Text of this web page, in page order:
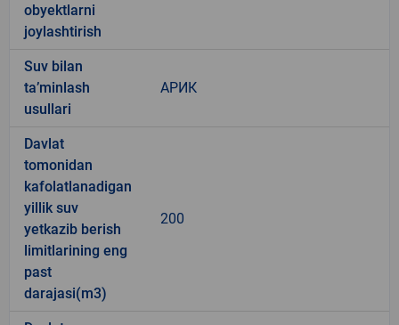
obyektlarni
joylashtirish
Suv bilan
ta’minlash
usullari
АРИК
Davlat
tomonidan
kafolatlanadigan
yillik suv
yetkazib berish
limitlarining eng
past
darajasi(m3)
200